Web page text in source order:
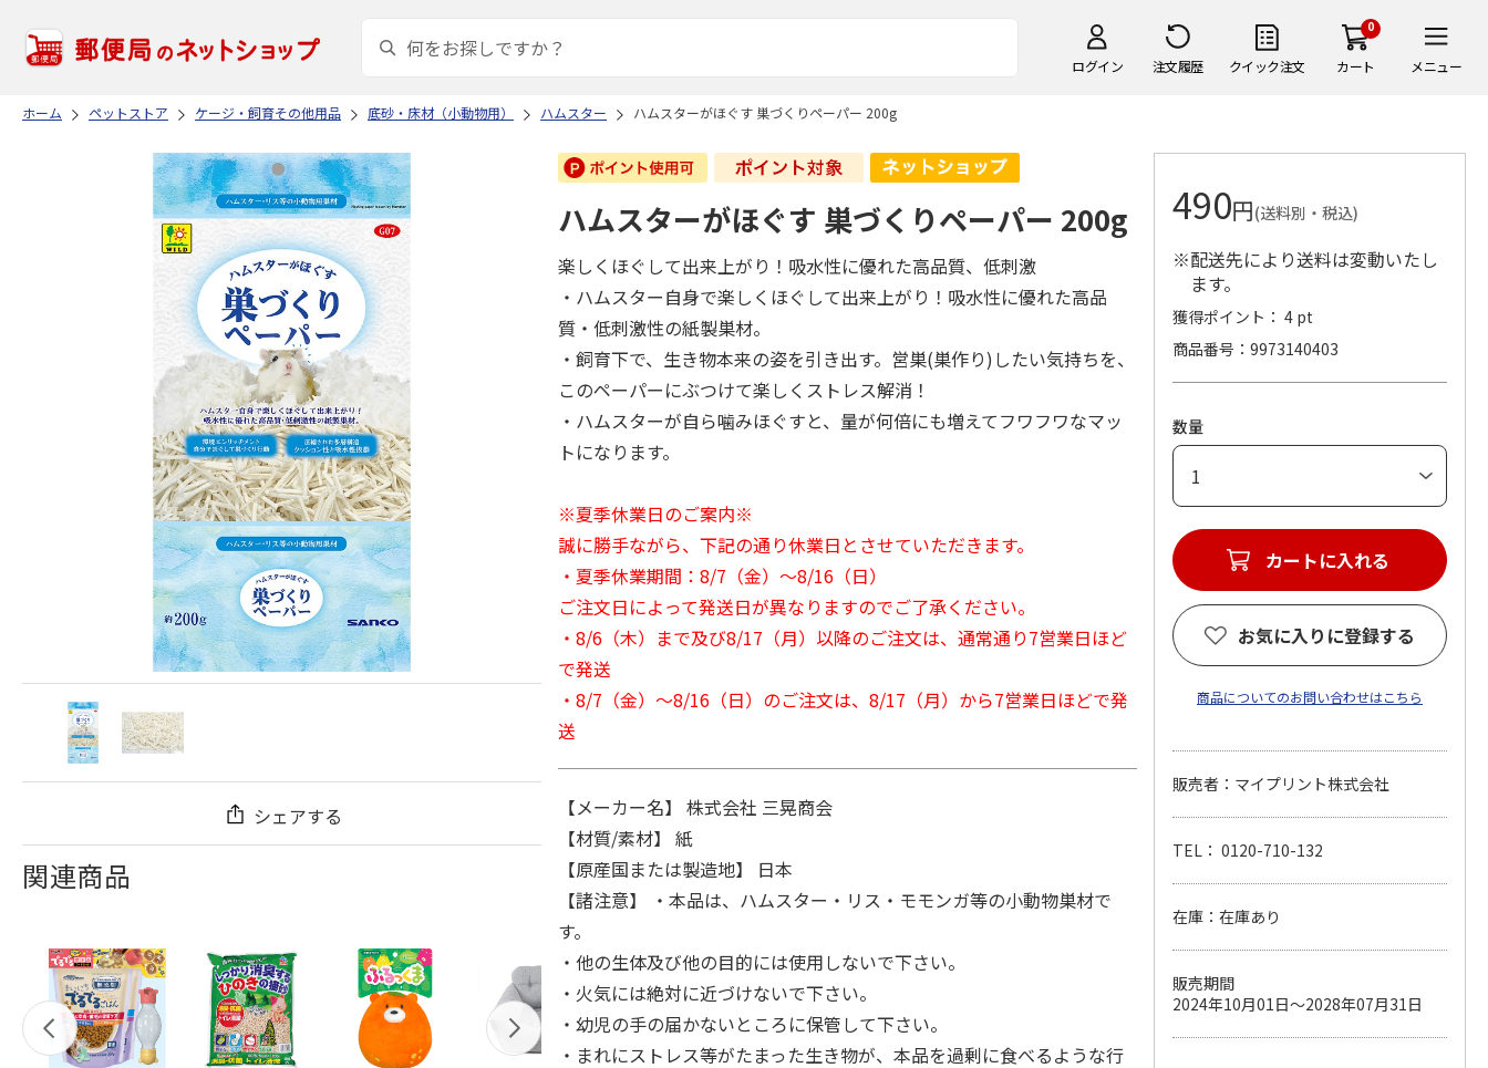
ログイン 注文履歴 クイック注文
0
カート メニュー
ホーム ペットストア ケージ・飼育その他用品 底砂・床材（小動物用） ハムスター ハムスターがほぐす 巣づくりペーパー 200g
シェアする
関連商品
ハムスターがほぐす 巣づくりペーパー 200g
楽しくほぐして出来上がり！吸水性に優れた高品質、低刺激
・ハムスター自身で楽しくほぐして出来上がり！吸水性に優れた高品
質・低刺激性の紙製巣材。
・飼育下で、生き物本来の姿を引き出す。営巣(巣作り)したい気持ちを、
このペーパーにぶつけて楽しくストレス解消！
・ハムスターが自ら噛みほぐすと、量が何倍にも増えてフワフワなマッ
トになります。
※夏季休業日のご案内※
誠に勝手ながら、下記の通り休業日とさせていただきます。
・夏季休業期間：8/7（金）～8/16（日）
ご注文日によって発送日が異なりますのでご了承ください。
・8/6（木）まで及び8/17（月）以降のご注文は、通常通り7営業日ほど
で発送
・8/7（金）～8/16（日）のご注文は、8/17（月）から7営業日ほどで発
送
【メーカー名】 株式会社 三晃商会
【材質/素材】 紙
【原産国または製造地】 日本
【諸注意】 ・本品は、ハムスター・リス・モモンガ等の小動物巣材で
す。
・他の生体及び他の目的には使用しないで下さい。
・火気には絶対に近づけないで下さい。
・幼児の手の届かないところに保管して下さい。
・まれにストレス等がたまった生き物が、本品を過剰に食べるような行
490円(送料別・税込)
※配送先により送料は変動いたし
ます。
獲得ポイント： 4 pt
商品番号
9973140403
数量
カートに入れる
お気に入りに登録する
商品についてのお問い合わせはこちら
販売者：マイプリント株式会社
TEL： 0120-710-132
在庫：在庫あり
販売期間
2024年10月01日～2028年07月31日